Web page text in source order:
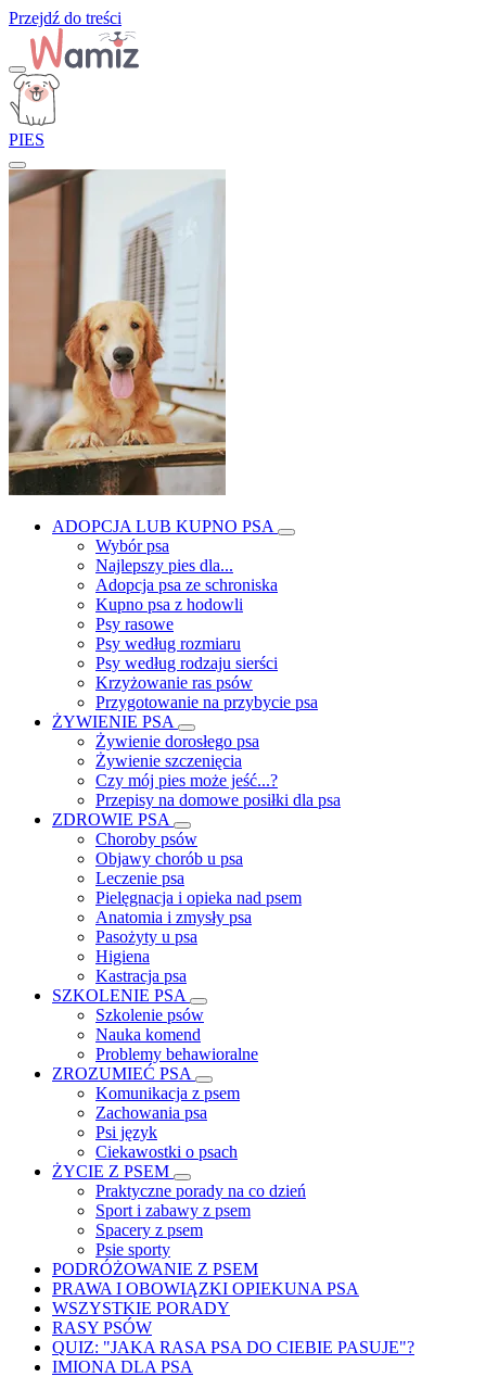
Przejdź do treści
PIES
ADOPCJA LUB KUPNO PSA
Wybór psa
Najlepszy pies dla...
Adopcja psa ze schroniska
Kupno psa z hodowli
Psy rasowe
Psy według rozmiaru
Psy według rodzaju sierści
Krzyżowanie ras psów
Przygotowanie na przybycie psa
ŻYWIENIE PSA
Żywienie dorosłego psa
Żywienie szczenięcia
Czy mój pies może jeść...?
Przepisy na domowe posiłki dla psa
ZDROWIE PSA
Choroby psów
Objawy chorób u psa
Leczenie psa
Pielęgnacja i opieka nad psem
Anatomia i zmysły psa
Pasożyty u psa
Higiena
Kastracja psa
SZKOLENIE PSA
Szkolenie psów
Nauka komend
Problemy behawioralne
ZROZUMIEĆ PSA
Komunikacja z psem
Zachowania psa
Psi język
Ciekawostki o psach
ŻYCIE Z PSEM
Praktyczne porady na co dzień
Sport i zabawy z psem
Spacery z psem
Psie sporty
PODRÓŻOWANIE Z PSEM
PRAWA I OBOWIĄZKI OPIEKUNA PSA
WSZYSTKIE PORADY
RASY PSÓW
QUIZ: "JAKA RASA PSA DO CIEBIE PASUJE"?
IMIONA DLA PSA